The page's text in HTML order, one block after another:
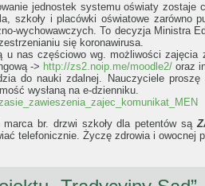
jednostek systemu oświaty zostaje
szkoły i placówki oświatowe zarówno
wychowawczych. To decyzja Ministra
się koronawirusa.
u nas częściowo wg. możliwości zajęcia
-> http://zs2.noip.me/moodle2/ oraz
do nauki zdalnej. Nauczyciele
wysłaną na e-dzienniku.
marca br. drzwi szkoły dla petentów są
telefonicznie. Życzę zdrowia i owocnej